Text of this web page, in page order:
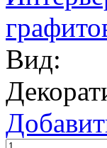
Вид: